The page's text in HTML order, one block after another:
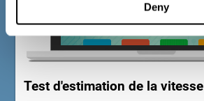
Deny
Test d'estimation de la vitesse